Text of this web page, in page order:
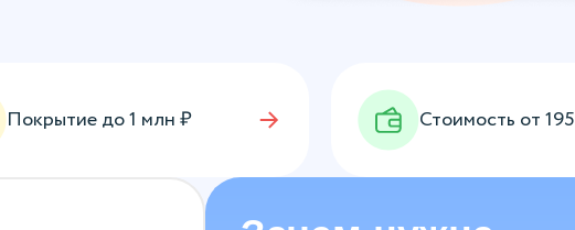
Покрытие до1 млн ₽ Стоимость от195